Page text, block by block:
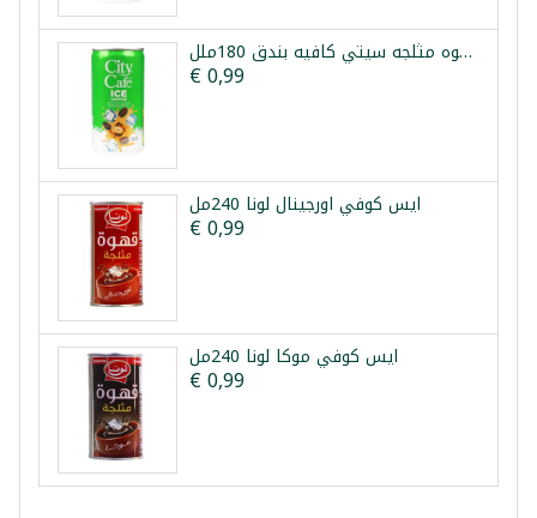
قهوه مثلجه سيتي كافيه بندق 180ملل
€ 0,99
ايس كوفي اورجينال لونا 240مل
€ 0,99
ايس كوفي موكا لونا 240مل
€ 0,99